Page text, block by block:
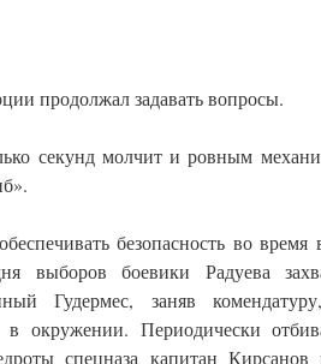
продолжал задавать вопросы.
секунд молчит и ровным
безопасность во
выборов боевики Радуева
Гудермес, заняв
в окружении. Периодически
спецназа капитан Кирсанов